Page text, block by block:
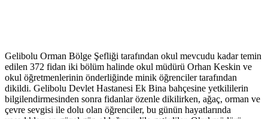
Gelibolu Orman Bölge Şefliği tarafından okul mevcudu kadar temin
edilen 372 fidan iki bölüm halinde okul müdürü Orhan Keskin ve
okul öğretmenlerinin önderliğinde minik öğrenciler tarafından
dikildi. Gelibolu Devlet Hastanesi Ek Bina bahçesine yetkililerin
bilgilendirmesinden sonra fidanlar özenle dikilirken, ağaç, orman ve
çevre sevgisi ile dolu olan öğrenciler, bu günün hayatlarında